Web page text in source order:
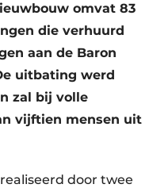
omvat 83
die verhuurd
aan de Baron
uitbating werd
zal bij volle
vijftien mensen uit
door twee